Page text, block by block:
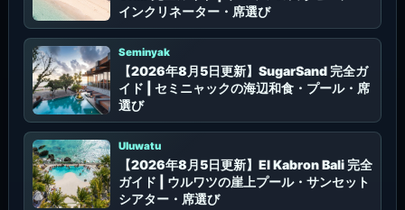
インクリネーター・席選び
Seminyak
【2026年8月5日更新】SugarSand 完全ガ
イド | セミニャックの海辺和食・プール・席
選び
Uluwatu
【2026年8月5日更新】El Kabron Bali 完全
ガイド | ウルワツの崖上プール・サンセット
シアター・席選び